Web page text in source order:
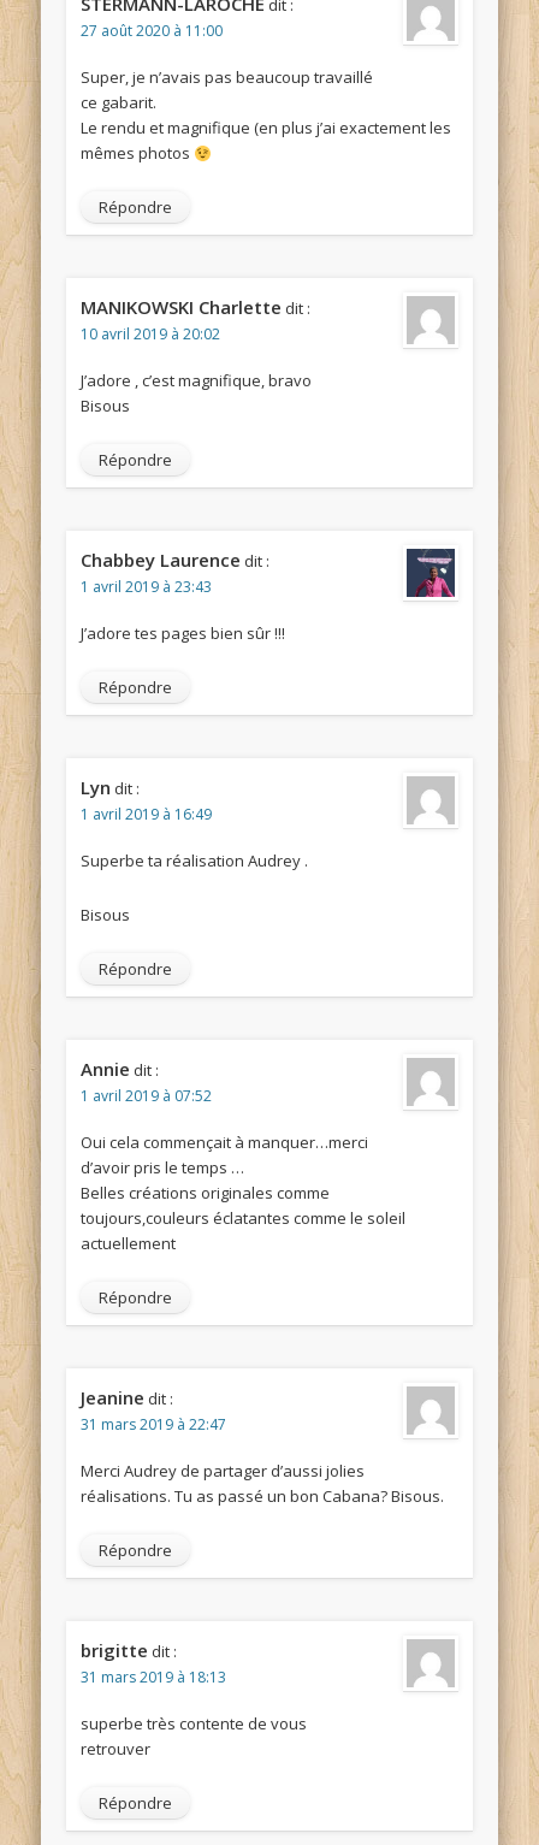
dit :
27 août 2020 à 11:00
Super, je n’avais pas beaucoup travaillé
ce gabarit.
Le rendu et magnifique (en plus j’ai exactement les
mêmes photos
Répondre
MANIKOWSKI Charlette dit :
10 avril 2019 à 20:02
J’adore , c’est magnifique, bravo
Bisous
Répondre
Chabbey Laurence dit :
1 avril 2019 à 23:43
J’adore tes pages bien sûr !!!
Répondre
Lyn dit :
1 avril 2019 à 16:49
Superbe ta réalisation Audrey .
Bisous
Répondre
Annie dit :
1 avril 2019 à 07:52
Oui cela commençait à manquer…merci
d’avoir pris le temps …
Belles créations originales comme
toujours,couleurs éclatantes comme le soleil
actuellement
Répondre
Jeanine dit :
31 mars 2019 à 22:47
Merci Audrey de partager d’aussi jolies
réalisations. Tu as passé un bon Cabana? Bisous.
Répondre
brigitte dit :
31 mars 2019 à 18:13
superbe très contente de vous
retrouver
Répondre